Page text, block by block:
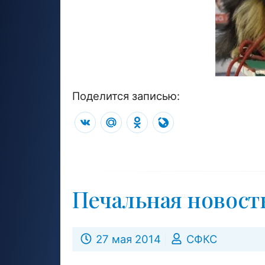
Поделится записью:
VK Mail.RuOdnoklassniki
Печальная
27 мая 2014 СФКС